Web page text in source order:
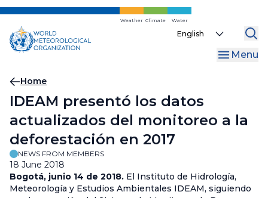
Skip
main
content
Weather Climate Water
Select
Menu
Breadcrumb
Home
IDEAM presentó los datos
actualizados del monitoreo a la
deforestación en 2017
NEWS FROM MEMBERS
18 June 2018
Bogotá, junio 14 de 2018. El Instituto de Hidrología,
Meteorología y Estudios Ambientales IDEAM, siguiendo